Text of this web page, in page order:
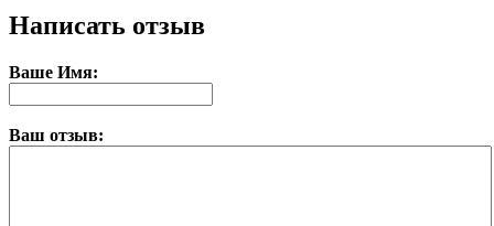
Написать отзыв
Ваше Имя:
Ваш отзыв: